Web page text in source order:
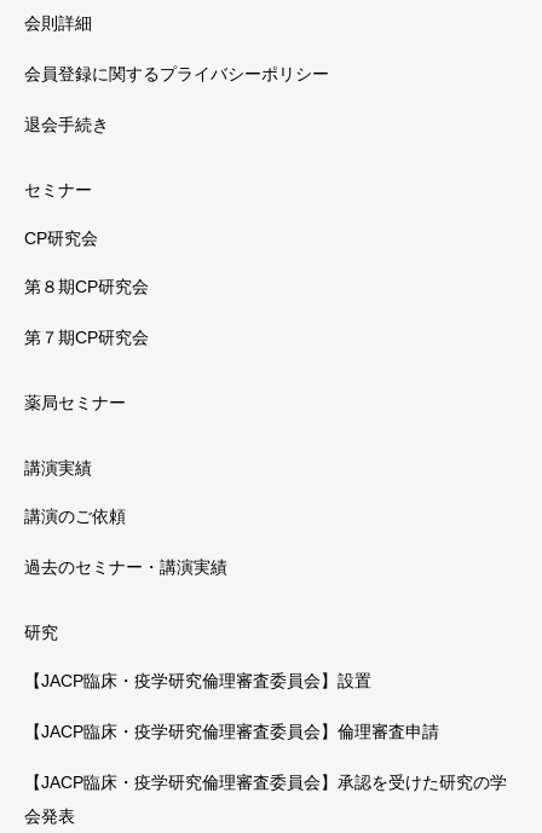
会則詳細
会員登録に関するプライバシーポリシー
退会手続き
セミナー
CP研究会
第８期CP研究会
第７期CP研究会
薬局セミナー
講演実績
講演のご依頼
過去のセミナー・講演実績
研究
【JACP臨床・疫学研究倫理審査委員会】設置
【JACP臨床・疫学研究倫理審査委員会】倫理審査申請
【JACP臨床・疫学研究倫理審査委員会】承認を受けた研究の学
会発表